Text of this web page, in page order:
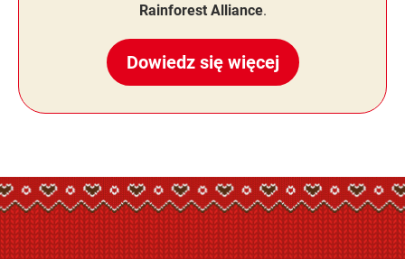
Rainforest Alliance.
Dowiedz się więcej